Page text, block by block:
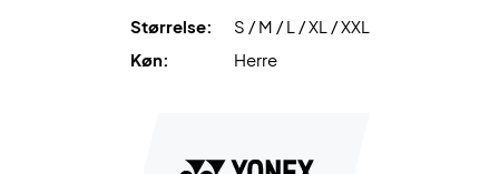
skæring med fleksibelt materiale, der reducerer
belastning ved armsving og sikrer frie, naturlige
shirt 10711EX Black i dag
Størrelse:
S / M / L / XL / XXL
Køn:
Herre